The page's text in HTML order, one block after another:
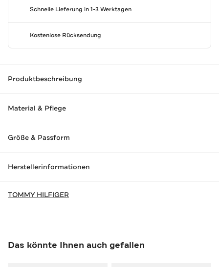
Schnelle Lieferung in 1-3 Werktagen
Kostenlose Rücksendung
Produktbeschreibung
Material & Pflege
Größe & Passform
Herstellerinformationen
TOMMY HILFIGER
Das könnte Ihnen auch gefallen